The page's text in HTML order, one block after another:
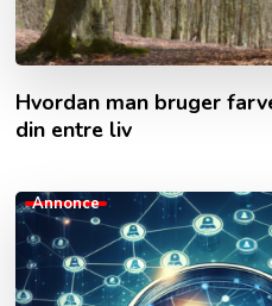
Hvordan man bruger
din entre liv
Annonce